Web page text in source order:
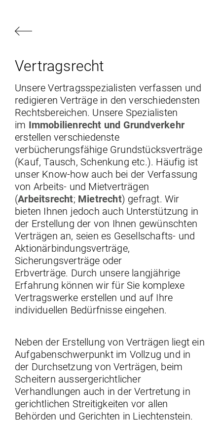
Vertragsrecht
Unsere Vertragsspezialisten verfassen und
redigieren Verträge in den verschiedensten
Rechtsbereichen. Unsere Spezialisten
im Immobilienrecht und Grundverkehr
erstellen verschiedenste
verbücherungsfähige Grundstücksverträge
(Kauf, Tausch, Schenkung etc.). Häufig ist
unser Know-how auch bei der Verfassung
von Arbeits- und Mietverträgen
(Arbeitsrecht; Mietrecht) gefragt. Wir
bieten Ihnen jedoch auch Unterstützung in
der Erstellung der von Ihnen gewünschten
Verträgen an, seien es Gesellschafts- und
Aktionärbindungsverträge,
Sicherungsverträge oder
Erbverträge. Durch unsere langjährige
Erfahrung können wir für Sie komplexe
Vertragswerke erstellen und auf Ihre
individuellen Bedürfnisse eingehen.
Neben der Erstellung von Verträgen liegt ein
Aufgabenschwerpunkt im Vollzug und in
der Durchsetzung von Verträgen, beim
Scheitern aussergerichtlicher
Verhandlungen auch in der Vertretung in
gerichtlichen Streitigkeiten vor allen
Behörden und Gerichten in Liechtenstein.